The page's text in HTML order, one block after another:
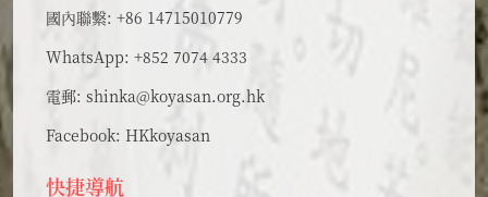
國內聯繫: +86 14715010779
WhatsApp: +852 7074 4333
電郵: shinka@koyasan.org.hk
Facebook: HKkoyasan
快捷導航